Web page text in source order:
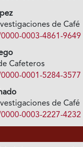
de Café
0003-4861-9649
Cafeteros
0001-5284-3577
de Café
0003-2227-4232